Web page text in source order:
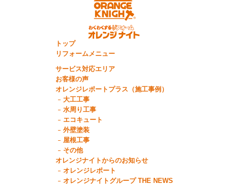
トップ
リフォームメニュー
サービス対応エリア
お客様の声
オレンジレポートプラス（施工事例）
大工工事
水周り工事
エコキュート
外壁塗装
屋根工事
その他
オレンジナイトからのお知らせ
オレンジレポート
オレンジナイトグループ THE NEWS